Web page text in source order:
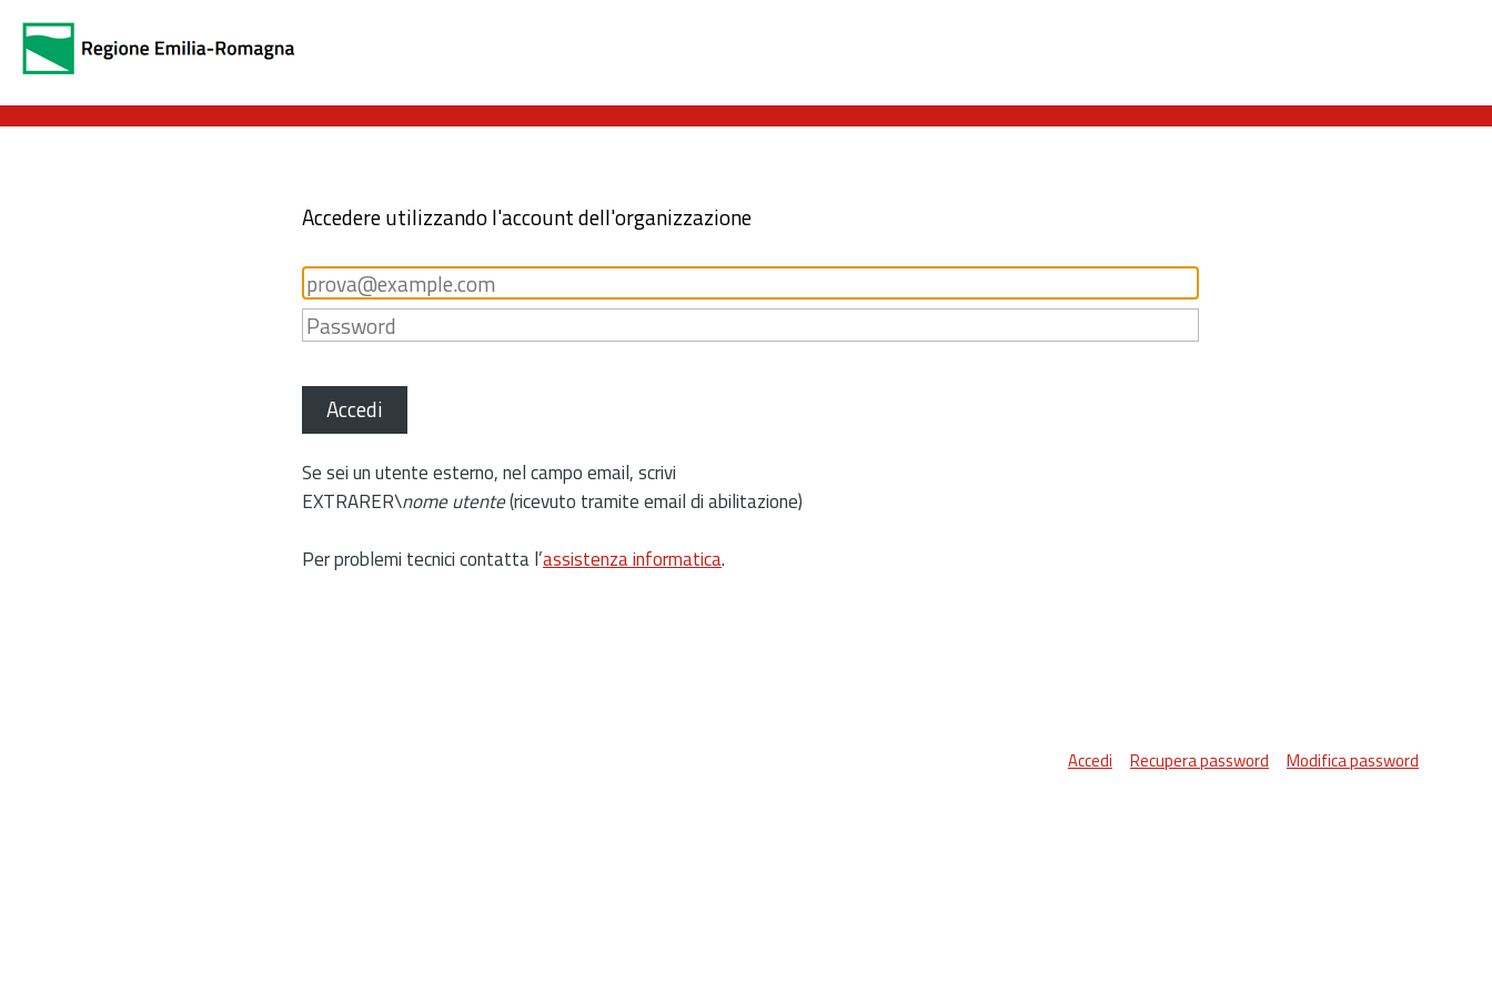
Accedere utilizzando l'account dell'organizzazione
Accedi
Se sei un utente esterno, nel campo email, scrivi
EXTRARER\nome utente(ricevuto tramite email di abilitazione)
Per problemi tecnici contatta l’assistenza informatica.
Accedi Recupera password Modifica password